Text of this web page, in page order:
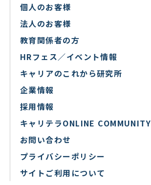
個人のお客様
法人のお客様
教育関係者の方
HRフェス／イベント情報
キャリアのこれから研究所
企業情報
採用情報
キャリテラONLINE COMMUNITY
お問い合わせ
プライバシーポリシー
サイトご利用について